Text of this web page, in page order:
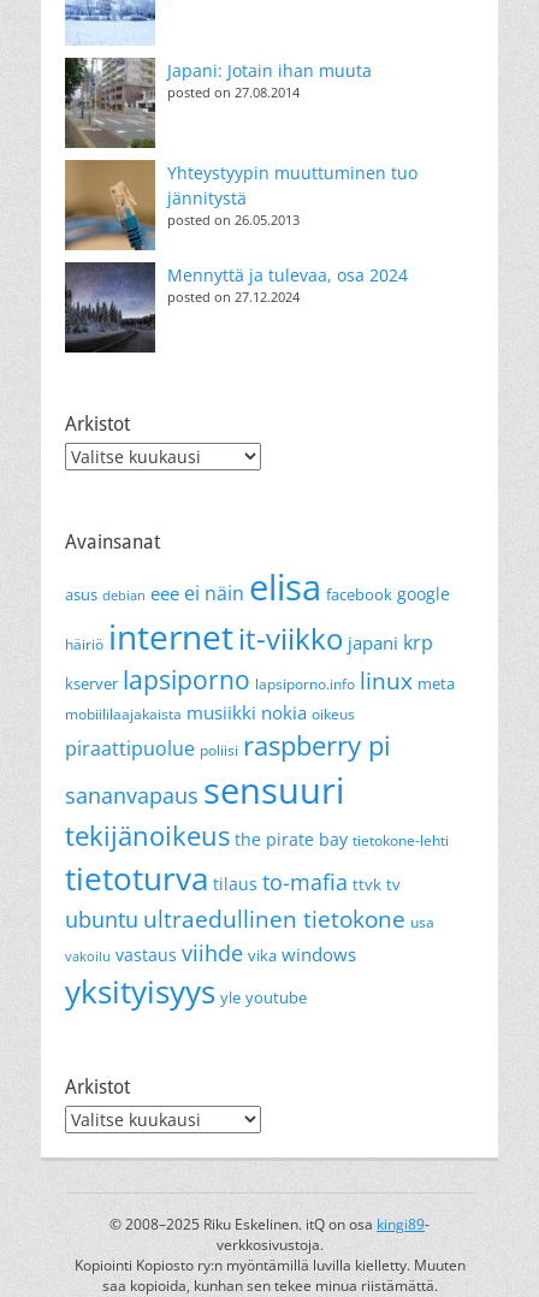
Japani: Jotain ihan muuta
posted on 27.08.2014
Yhteystyypin muuttuminen tuo
jännitystä
posted on 26.05.2013
Mennyttä ja tulevaa, osa 2024
posted on 27.12.2024
Arkistot
Arkistot
Avainsanat
asus debian eee ei näin elisa facebook google
häiriö internetit-viikko japani krp
kserver lapsiporno lapsiporno.info linux meta
mobiililaajakaista musiikki nokia oikeus
piraattipuolue poliisi raspberry pi
sananvapaus sensuuri
tekijänoikeus the pirate bay tietokone-lehti
tietoturva tilaus to-mafia ttvk tv
ubuntu ultraedullinen tietokone usa
vakoilu vastaus viihde vika windows
yksityisyys yle youtube
Arkistot
Arkistot
© 2008–2025 Riku Eskelinen. itQ on osa kingi89-
verkkosivustoja.
Kopiointi Kopiosto ry:n myöntämillä luvilla kielletty. Muuten
saa kopioida, kunhan sen tekee minua riistämättä.